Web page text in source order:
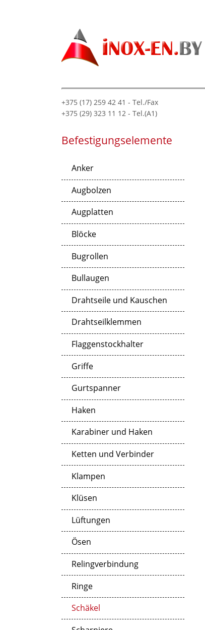
+375 (17) 259 42 41 - Tel./Fax
+375 (29) 323 11 12 - Tel.(A1)
Befestigungselemente
Anker
Augbolzen
Augplatten
Blöcke
Bugrollen
Bullaugen
Drahtseile und Kauschen
Drahtseilklemmen
Flaggenstockhalter
Griffe
Gurtspanner
Haken
Karabiner und Haken
Ketten und Verbinder
Klampen
Klüsen
Lüftungen
Ösen
Relingverbindung
Ringe
Schäkel